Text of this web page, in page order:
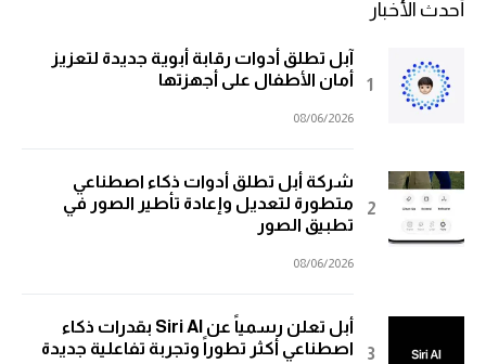
أحدث الأخبار
آبل تطلق أدوات رقابة أبوية جديدة لتعزيز
أمان الأطفال على أجهزتها
08/06/2026
شركة أبل تطلق أدوات ذكاء اصطناعي
متطورة لتعديل وإعادة تأطير الصور في
تطبيق الصور
08/06/2026
أبل تعلن رسمياً عن Siri AI بقدرات ذكاء
اصطناعي أكثر تطوراً وتجربة تفاعلية جديدة